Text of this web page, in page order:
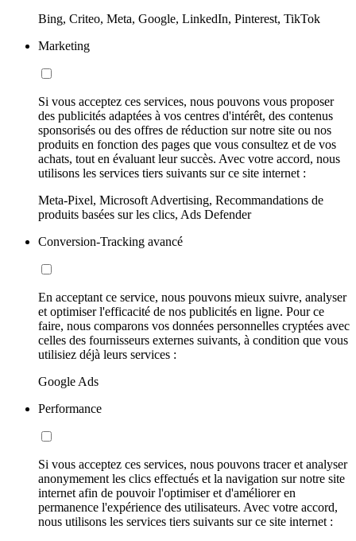
Bing, Criteo, Meta, Google, LinkedIn, Pinterest, TikTok
Marketing
Si vous acceptez ces services, nous pouvons vous proposer
des publicités adaptées à vos centres d'intérêt, des contenus
sponsorisés ou des offres de réduction sur notre site ou nos
produits en fonction des pages que vous consultez et de vos
achats, tout en évaluant leur succès. Avec votre accord, nous
utilisons les services tiers suivants sur ce site internet :
Meta-Pixel, Microsoft Advertising, Recommandations de
produits basées sur les clics, Ads Defender
Conversion-Tracking avancé
En acceptant ce service, nous pouvons mieux suivre, analyser
et optimiser l'efficacité de nos publicités en ligne. Pour ce
faire, nous comparons vos données personnelles cryptées avec
celles des fournisseurs externes suivants, à condition que vous
utilisiez déjà leurs services :
Google Ads
Performance
Si vous acceptez ces services, nous pouvons tracer et analyser
anonymement les clics effectués et la navigation sur notre site
internet afin de pouvoir l'optimiser et d'améliorer en
permanence l'expérience des utilisateurs. Avec votre accord,
nous utilisons les services tiers suivants sur ce site internet :